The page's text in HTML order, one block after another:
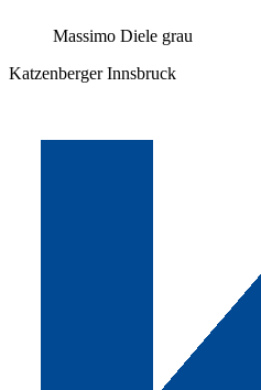
Massimo Diele grau
Katzenberger Innsbruck